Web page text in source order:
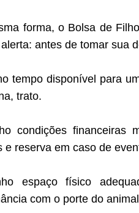
forma, o Bolsa de
antes de tomar sua
tempo disponível para
trato.
condições financeiras
e reserva em caso de
espaço físico
com o porte do